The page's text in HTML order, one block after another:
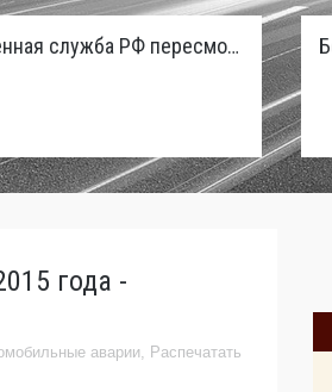
Таможенная служба РФ пересмотрела правила ввоза машин из ЕАЭС и начисляет пени покупателям
года -
аварии, Распечатать